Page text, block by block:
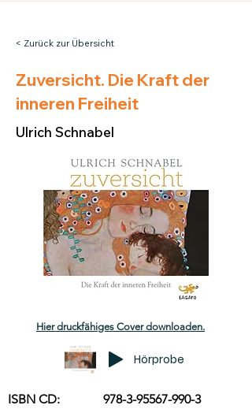
< Zurück zur Übersicht
Zuversicht. Die Kraft der
inneren Freiheit
Ulrich Schnabel
Hier druckfähiges Cover downloaden.
Hörprobe
ISBN CD:
978-3-95567-990-3